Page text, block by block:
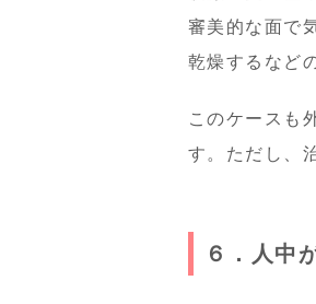
審美的な面で
乾燥するなど
このケースも
す。ただし、
６．人中